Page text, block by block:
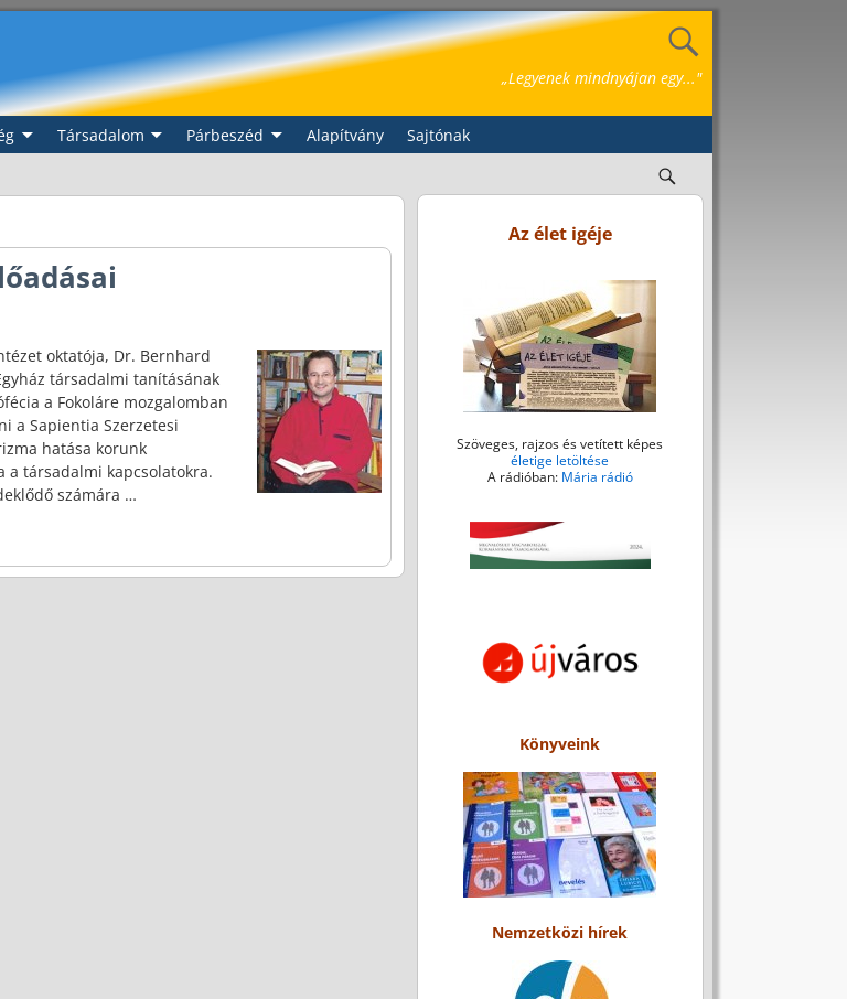
„Legyenek mindnyájan egy..."
Társadalom Párbeszéd Alapítvány
Sajtónak
oktatója, Dr. Bernhard
társadalmi tanításának
a Fokoláre mozgalomban
a Sapientia Szerzetesi
hatása korunk
a társadalmi kapcsolatokra.
számára …
Az élet igéje
Szöveges, rajzos és vetített képes
életige letöltése
A rádióban: Mária rádió
Könyveink
Nemzetközi hírek